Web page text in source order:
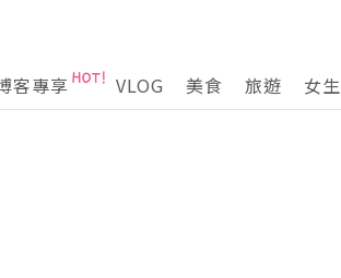
客專享 VLOG 美食 旅遊 女生